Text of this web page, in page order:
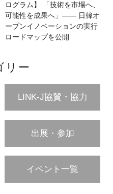
ログラム】 「技術を市場へ、
可能性を成果へ」―― 日韓オ
ープンイノベーションの実行
ロードマップを公開
リー
LINK-J協賛・協力
出展・参加
イベント一覧